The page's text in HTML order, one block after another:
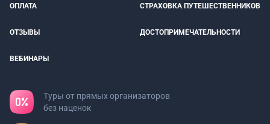
ОПЛАТА СТРАХОВКА ПУТЕШЕСТВЕННИКОВ
ОТЗЫВЫ ДОСТОПРИМЕЧАТЕЛЬНОСТИ
ВЕБИНАРЫ
Туры от прямых организаторов
без наценок